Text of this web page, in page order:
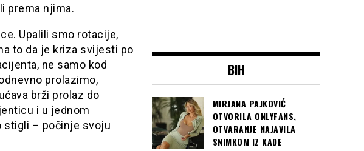
prema njima.
Upalili smo rotacije,
to da je kriza svijesti po
ne samo kod
prolazimo,
brži prolaz do
i u jednom
stigli – počinje svoju
BIH
MIRJANA PAJKOVIĆ
OTVORILA ONLYFANS,
OTVARANJE NAJAVILA
SNIMKOM IZ KADE